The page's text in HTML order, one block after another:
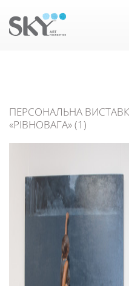
ПЕРСОНАЛЬНА
«РІВНОВАГА» (1)